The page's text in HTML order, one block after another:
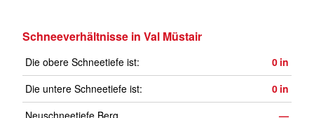
Schneeverhältnisse in Val Müstair
Die obere Schneetiefe ist: 0 in
Die untere Schneetiefe ist:
0 in